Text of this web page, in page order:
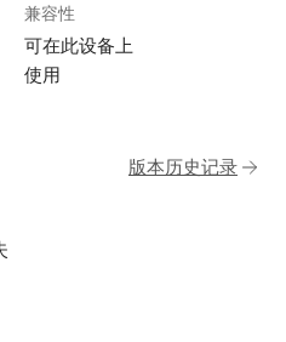
兼容性
可在此设备上
使用
版本历史记录